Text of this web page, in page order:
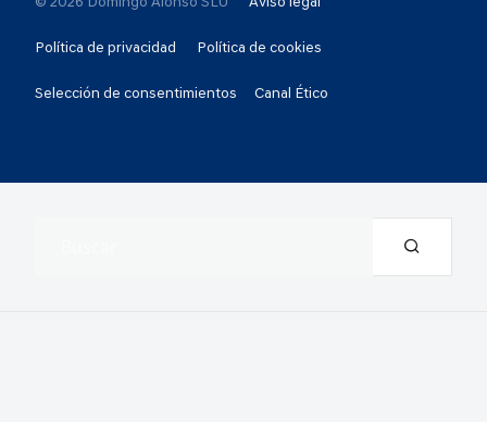
Política de privacidad Política de cookies
Selección de consentimientos Canal Ético